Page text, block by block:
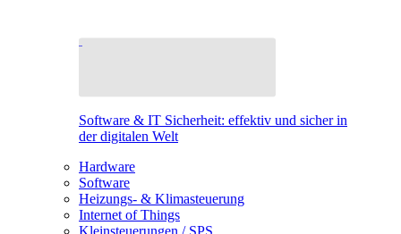
Software & IT Sicherheit: effektiv und sicher in
der digitalen Welt
Hardware
Software
Heizungs- & Klimasteuerung
Internet of Things
Kleinsteuerungen / SPS